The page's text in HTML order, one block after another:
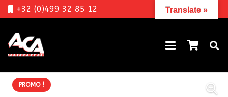
+32 (0)499 32 85 12
PROMO !
Translate »